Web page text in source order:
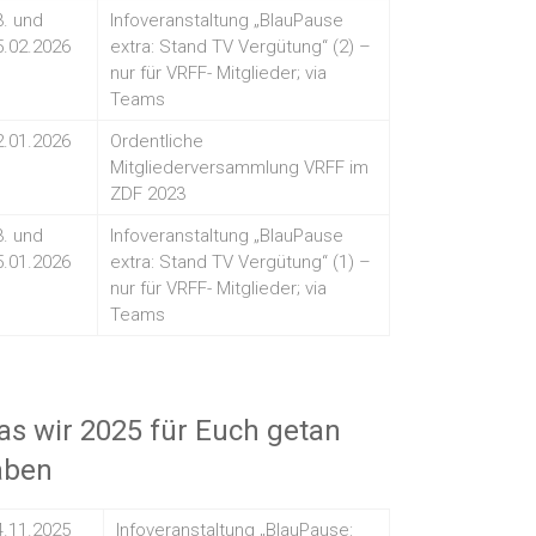
und
Infoveranstaltung „BlauPause
extra: Stand TV Vergütung“ (2) –
nur für VRFF- Mitglieder; via
Teams
Ordentliche
Mitgliederversammlung VRFF im
ZDF 2023
und
Infoveranstaltung „BlauPause
extra: Stand TV Vergütung“ (1) –
nur für VRFF- Mitglieder; via
Teams
wir 2025 für Euch getan
Infoveranstaltung „BlauPause: